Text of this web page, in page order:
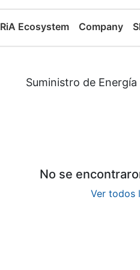
RiA Ecosystem Company
Suministro de Energía
No se
Ver todos